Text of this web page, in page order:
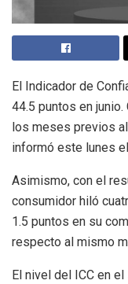
El Indicador de
44.5 puntos en
los meses previos
informó este lunes
Asimismo, con el
consumidor hiló
1.5 puntos en su
respecto al mismo
El nivel del ICC en